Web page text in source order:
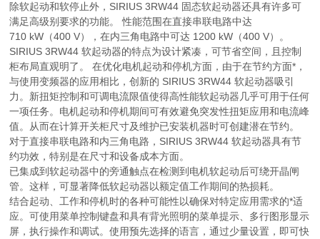
除软起动和软停止外，SIRIUS 3RW44 固态软起动器还具有许多可
满足高级别要求的功能。 性能范围在直接串联电路中达
710 kW（400 V），在内三角电路中可达 1200 kW（400 V）。
SIRIUS 3RW44 软起动器的特点为设计紧凑，可节省空间，且控制
柜布局直观明了。 在优化电机起动和停机方面，由于在节约方面*，
与使用变频器的应用相比，创新的 SIRIUS 3RW44 软起动器吸引
力。新扭矩控制和可调电流限值使得高性能软起动器几乎可用于任何
一项任务。电机起动和停机期间可有效避免突发性扭矩应用和电流峰
值。从而在计算开关柜尺寸及维护已安装机器时可创建潜在节约。
对于直接串联电路和内三角电路，SIRIUS 3RW44 软起动器具有节
约功效，特别是在尺寸和设备成本方面。
已集成到软起动器中的旁通触点在检测到电机软起动后可绕开晶闸
管。这样，可显著降低软起动器以额定值工作期间的热损耗。
结合起动、工作和停机时的各种可能性以确保对特定应用需求的*适
应。可使用菜单控制键盘和具有背光照明的菜单提示、多行图形显示
屏，执行操作和调试。使用预先选择的语言，通过少量设置，即可快